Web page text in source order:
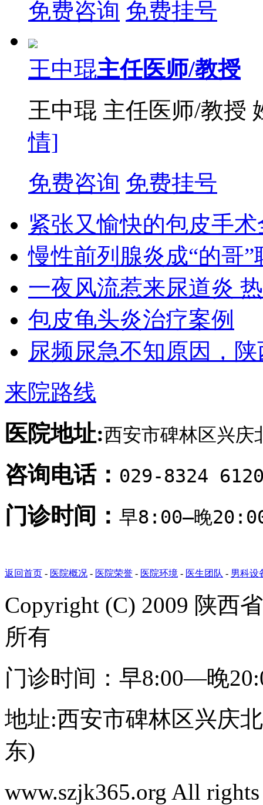
免费咨询 免费挂号
王中琨主任医师/教授
王中琨 主任医师/教授
情]
免费咨询 免费挂号
紧张又愉快的包皮手
慢性前列腺炎成“的哥”
一夜风流惹来尿道炎
包皮龟头炎治疗案例
尿频尿急不知原因，
来院路线
医院地址:西安市碑林区兴
咨询电话： 029-8324
门诊时间： 早8:00—晚
返回首页 - 医院概况 - 医院荣誉 - 医院环境 - 医生团队 - 男科设
Copyright (C) 2009 陕西
所有
门诊时间：早8:00—晚
地址:西安市碑林区兴庆
东)
www.szjk365.org All